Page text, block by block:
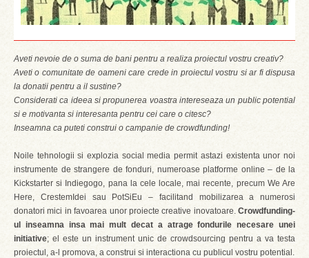
Aveti nevoie de o suma de bani pentru a realiza proiectul vostru creativ?
Aveti o comunitate de oameni care crede in proiectul vostru si ar fi dispusa
la donatii pentru a il sustine?
Considerati ca ideea si propunerea voastra intereseaza un public potential
si e motivanta si interesanta pentru cei care o citesc?
Inseamna ca puteti construi o campanie de crowdfunding!
Noile tehnologii si explozia social media permit astazi existenta unor noi
instrumente de strangere de fonduri, numeroase platforme online – de la
Kickstarter si Indiegogo, pana la cele locale, mai recente, precum We Are
Here, CrestemIdei sau PotSiEu – facilitand mobilizarea a numerosi
donatori mici in favoarea unor proiecte creative inovatoare.Crowdfunding-
ul inseamna insa mai mult decat a atrage fondurile necesare unei
initiative; el este un instrument unic de crowdsourcing pentru a va testa
proiectul, a-l promova, a construi si interactiona cu publicul vostru potential.